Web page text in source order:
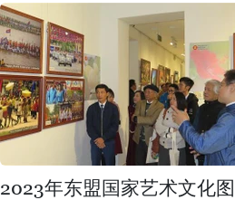
2023年东盟国家艺术文化图